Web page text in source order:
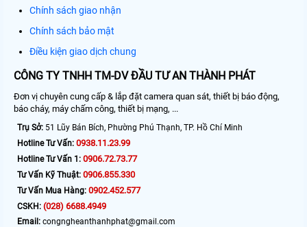
Chính sách giao nhận
Chính sách bảo mật
Điều kiện giao dịch chung
CÔNG TY TNHH TM-DV ĐẦU TƯ AN THÀNH PHÁT
Đơn vị chuyên cung cấp & lắp đặt camera quan sát, thiết bị báo động,
báo cháy, máy chấm công, thiết bị mạng, ...
Trụ Sở: 51 Lũy Bán Bích, Phường Phú Thạnh, TP. Hồ Chí Minh
Hotline Tư Vấn: 0938.11.23.99
Hotline Tư Vấn 1: 0906.72.73.77
Tư Vấn Kỹ Thuật: 0906.855.330
Tư Vấn Mua Hàng: 0902.452.577
CSKH: (028) 6688.4949
Email: congngheanthanhphat@gmail.com